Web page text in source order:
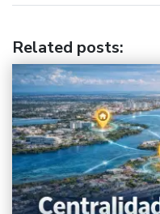
Related posts: